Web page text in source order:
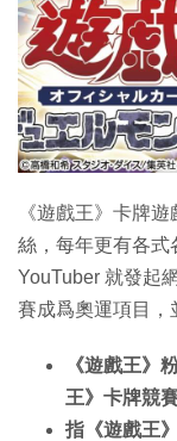
特集
《遊戲王》卡牌
絲，每年更有各式
YouTuber 就發起
賽成爲奧運項目，
《遊戲王》
王》卡牌競
指《遊戲王